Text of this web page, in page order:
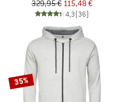
329,95 € 115,48 €
4,3(36)
35%